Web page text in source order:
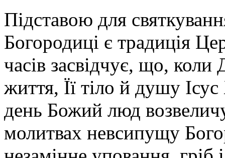
Підставою для
Богородиці є традиція
часів засвідчує, що, коли
життя, Її тіло й душу
день Божий люд
молитвах невсипущу